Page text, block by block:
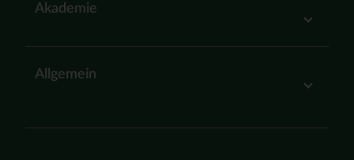
Akademie
Allgemein